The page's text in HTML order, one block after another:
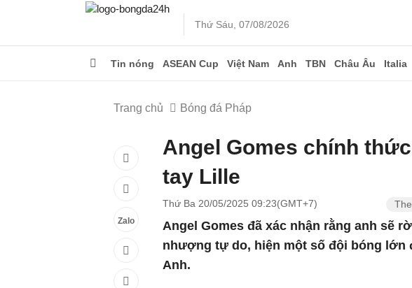
Thứ Sáu, 07/08/2026
Tin nóng ASEAN Cup Việt Nam Anh TBN Châu Âu Italia
Trang chủ Bóng đá Pháp
Zalo
Angel Gomes chính
tay Lille
Thứ Ba 20/05/2025 09:23(GMT+7)
Angel Gomes đã xác nhận rằng anh sẽ
nhượng tự do, hiện một số đội bóng lớn
Anh.